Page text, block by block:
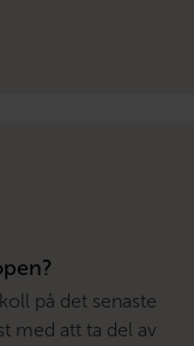
på det senaste
med att ta del av